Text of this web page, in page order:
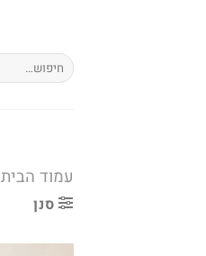
חיפוש
עבור:
עמוד הבית
סנן